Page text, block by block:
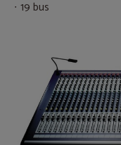
19 bus